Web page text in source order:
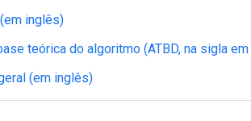
inglês)
teórica do algoritmo (ATBD, na sigla
(em inglês)